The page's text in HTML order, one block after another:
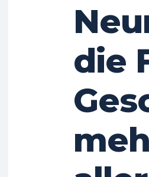
die